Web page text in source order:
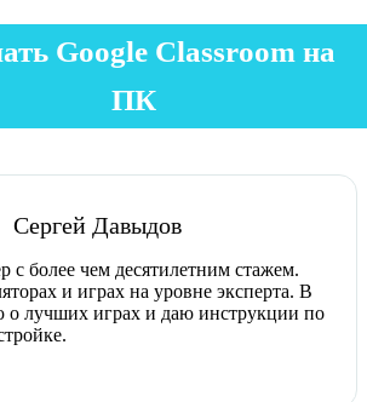
Google Classroom на
ПК
Сергей Давыдов
более чем десятилетним стажем.
и играх на уровне эксперта. В
о лучших играх и даю инструкции по